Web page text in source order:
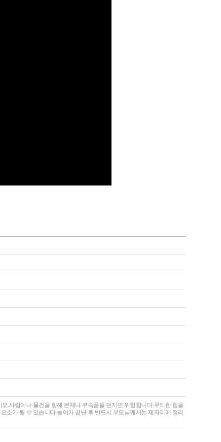
.사람이나 물건을 향해 본체나 부속품을 던지면 위험합니다.무리한 힘을
가 될 수 있습니다.놀이가 끝난 후 반드시 부모님께서는 제자리에 정리